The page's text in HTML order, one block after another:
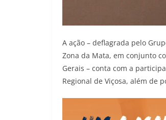
A ação – deflagrada pelo
Zona da Mata, em conjunto
Gerais – conta com a
Regional de Viçosa, além de